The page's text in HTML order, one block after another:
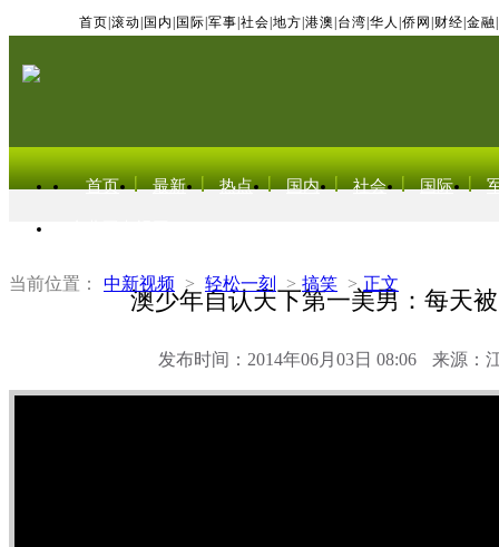
首页 滚动 国内 国际 军事 社会 地方 港澳 台湾 华人 侨网 财经 金融
首页 最新 热点 国内 社会 国际
当前位置： 中新视频 > 轻松一刻 > 搞笑 > 正文
澳少年自认天下第一美男：每天
发布时间：2014年06月03日 08:06 来源：